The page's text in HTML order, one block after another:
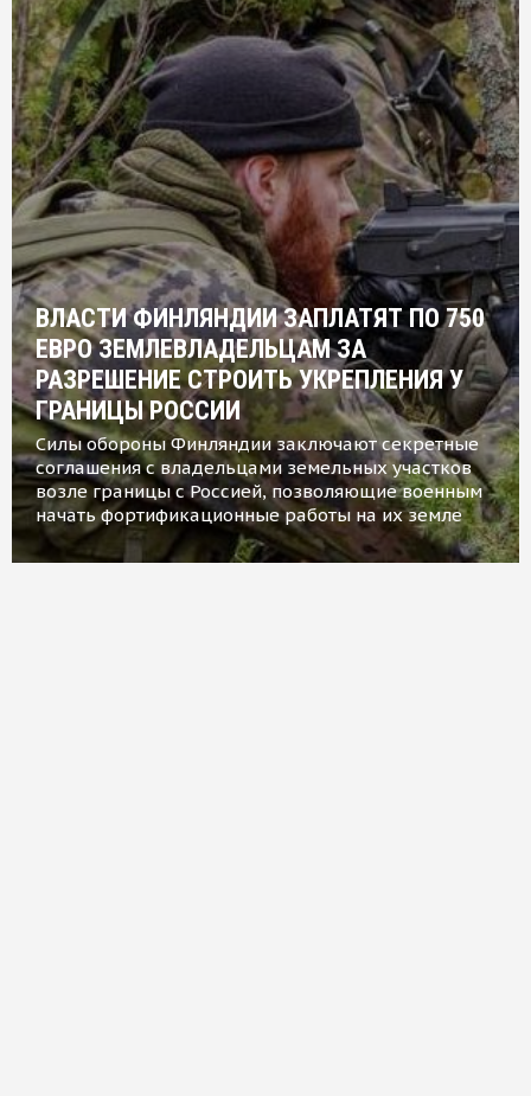
ВЛАСТИ ФИНЛЯНДИИ ЗАПЛАТЯТ ПО 750
ЕВРО ЗЕМЛЕВЛАДЕЛЬЦАМ ЗА
РАЗРЕШЕНИЕ СТРОИТЬ УКРЕПЛЕНИЯ У
ГРАНИЦЫ РОССИИ
Силы обороны Финляндии заключают секретные
соглашения с владельцами земельных участков
возле границы с Россией, позволяющие военным
начать фортификационные работы на их земле